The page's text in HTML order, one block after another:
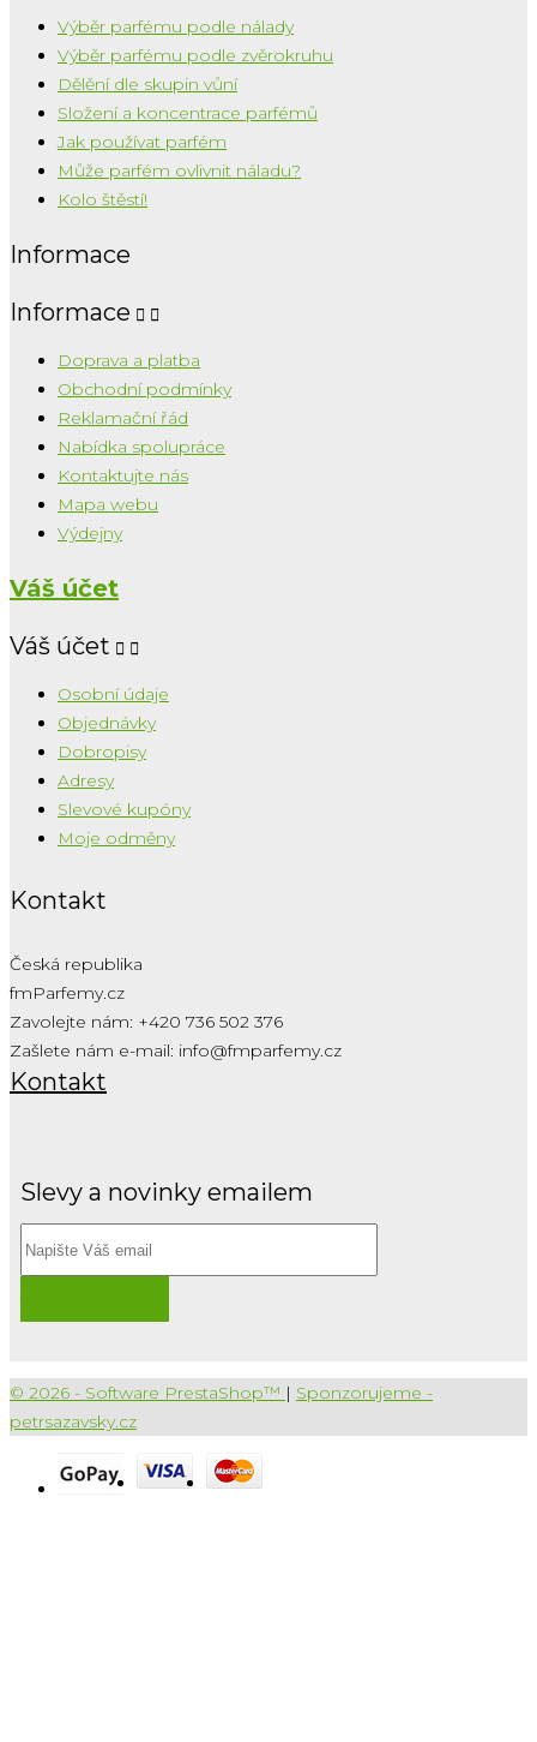
Výběr parfému podle nálady
Výběr parfému podle zvěrokruhu
Dělění dle skupin vůní
Složení a koncentrace parfémů
Jak používat parfém
Může parfém ovlivnit náladu?
Kolo štěstí!
Informace
Informace  
Doprava a platba
Obchodní podmínky
Reklamační řád
Nabídka spolupráce
Kontaktujte nás
Mapa webu
Výdejny
Váš účet
Váš účet  
Osobní údaje
Objednávky
Dobropisy
Adresy
Slevové kupóny
Moje odměny
Kontakt
Česká republika
fmParfemy.cz
Zavolejte nám: +420 736 502 376
Zašlete nám e-mail: info@fmparfemy.cz
Kontakt
Slevy a novinky emailem
© 2026 - Software PrestaShop™ | Sponzorujeme -
petrsazavsky.cz